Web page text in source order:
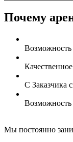
Почему
Возможность
С Заказчика
Возможность
Мы постоянно